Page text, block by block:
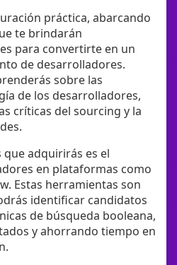
práctica, abarcando
te brindarán
para convertirte en un
de desarrolladores.
sobre las
de los desarrolladores,
críticas del sourcing y la
que adquirirás es el
en plataformas como
Estas herramientas son
identificar candidatos
de búsqueda booleana,
y ahorrando tiempo en